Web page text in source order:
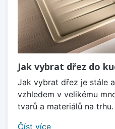
Jak vybrat dřez do
Jak vybrat dřez je stále
vzhledem v velikému
tvarů a materiálů na trhu.
Číst více